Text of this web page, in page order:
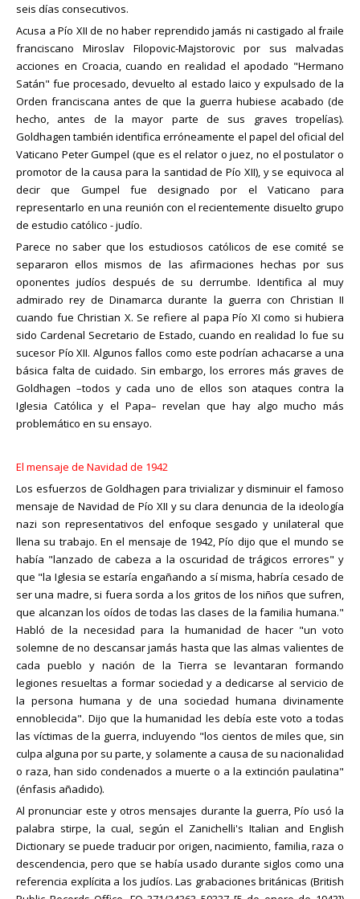
seis días consecutivos.
Acusa a Pío XII de no haber reprendido jamás ni castigado al fraile
franciscano Miroslav Filopovic-Majstorovic por sus malvadas
acciones en Croacia, cuando en realidad el apodado "Hermano
Satán" fue procesado, devuelto al estado laico y expulsado de la
Orden franciscana antes de que la guerra hubiese acabado (de
hecho, antes de la mayor parte de sus graves tropelías).
Goldhagen también identifica erróneamente el papel del oficial del
Vaticano Peter Gumpel (que es el relator o juez, no el postulator o
promotor de la causa para la santidad de Pío XII), y se equivoca al
decir que Gumpel fue designado por el Vaticano para
representarlo en una reunión con el recientemente disuelto grupo
de estudio católico - judío.
Parece no saber que los estudiosos católicos de ese comité se
separaron ellos mismos de las afirmaciones hechas por sus
oponentes judíos después de su derrumbe. Identifica al muy
admirado rey de Dinamarca durante la guerra con Christian II
cuando fue Christian X. Se refiere al papa Pío XI como si hubiera
sido Cardenal Secretario de Estado, cuando en realidad lo fue su
sucesor Pío XII. Algunos fallos como este podrían achacarse a una
básica falta de cuidado. Sin embargo, los errores más graves de
Goldhagen –todos y cada uno de ellos son ataques contra la
Iglesia Católica y el Papa– revelan que hay algo mucho más
problemático en su ensayo.
El mensaje de Navidad de 1942
Los esfuerzos de Goldhagen para trivializar y disminuir el famoso
mensaje de Navidad de Pío XII y su clara denuncia de la ideología
nazi son representativos del enfoque sesgado y unilateral que
llena su trabajo. En el mensaje de 1942, Pío dijo que el mundo se
había "lanzado de cabeza a la oscuridad de trágicos errores" y
que "la Iglesia se estaría engañando a sí misma, habría cesado de
ser una madre, si fuera sorda a los gritos de los niños que sufren,
que alcanzan los oídos de todas las clases de la familia humana."
Habló de la necesidad para la humanidad de hacer "un voto
solemne de no descansar jamás hasta que las almas valientes de
cada pueblo y nación de la Tierra se levantaran formando
legiones resueltas a formar sociedad y a dedicarse al servicio de
la persona humana y de una sociedad humana divinamente
ennoblecida". Dijo que la humanidad les debía este voto a todas
las víctimas de la guerra, incluyendo "los cientos de miles que, sin
culpa alguna por su parte, y solamente a causa de su nacionalidad
o raza, han sido condenados a muerte o a la extinción paulatina"
(énfasis añadido).
Al pronunciar este y otros mensajes durante la guerra, Pío usó la
palabra stirpe, la cual, según el Zanichelli's Italian and English
Dictionary se puede traducir por origen, nacimiento, familia, raza o
descendencia, pero que se había usado durante siglos como una
referencia explícita a los judíos. Las grabaciones británicas (British